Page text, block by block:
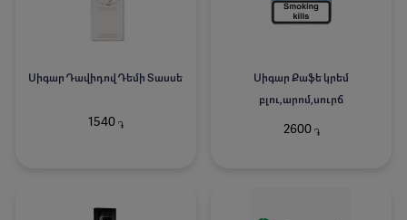
Սիգար Դավիդով Դեմի Տասսե
1540 ֏
Սիգար Քաֆե կրեմ
բլու,արոմ,սուրճ
2600 ֏